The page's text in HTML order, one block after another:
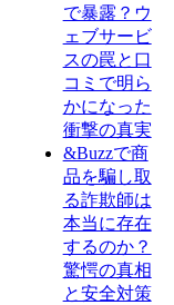
で暴露？ウ
ェブサービ
スの罠と口
コミで明ら
かになった
衝撃の真実
&Buzzで商
品を騙し取
る詐欺師は
本当に存在
するのか？
驚愕の真相
と安全対策